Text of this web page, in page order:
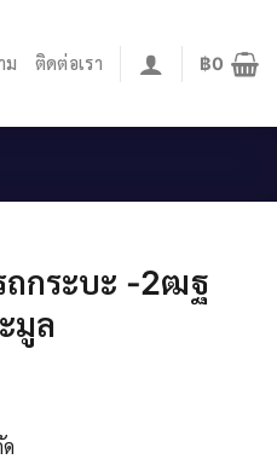
ม ติดต่อเรา ฿0
ถกระบะ -2ฒฐ
มูล